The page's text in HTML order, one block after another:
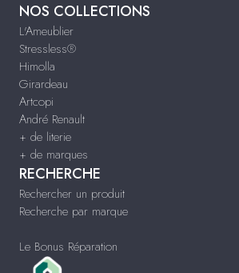
NOS COLLECTIONS
L'Ameublier
Stressless®
Himolla
Girardeau
Artcopi
André Renault
+ de literie
+ de marques
RECHERCHE
Rechercher un produit
Recherche par marque
Le Bonus Réparation